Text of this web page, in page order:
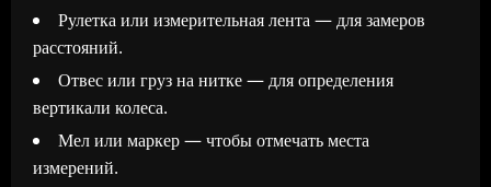
Рулетка или измерительная лента — для замеров
расстояний.
Отвес или груз на нитке — для определения
вертикали колеса.
Мел или маркер — чтобы отмечать места
измерений.